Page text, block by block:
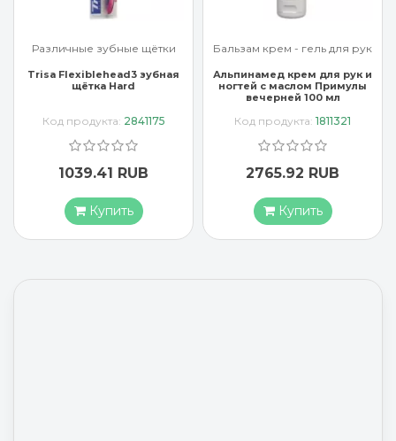
Различные зубные щётки
Trisa Flexiblehead3 зубная
щётка Hard
Код продукта: 2841175
1039.41 RUB
Купить
Бальзам крем - гель для рук
Альпинамед крем для рук и
ногтей с маслом Примулы
вечерней 100 мл
Код продукта: 1811321
2765.92 RUB
Купить